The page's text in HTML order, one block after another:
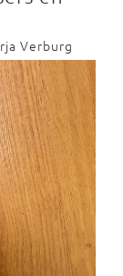
Verburg